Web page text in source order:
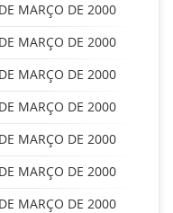
MARÇO DE 2000
MARÇO DE 2000
MARÇO DE 2000
MARÇO DE 2000
MARÇO DE 2000
MARÇO DE 2000
MARÇO DE 2000